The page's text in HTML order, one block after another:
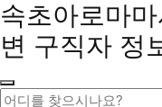
속초아로마
변 구직자 정